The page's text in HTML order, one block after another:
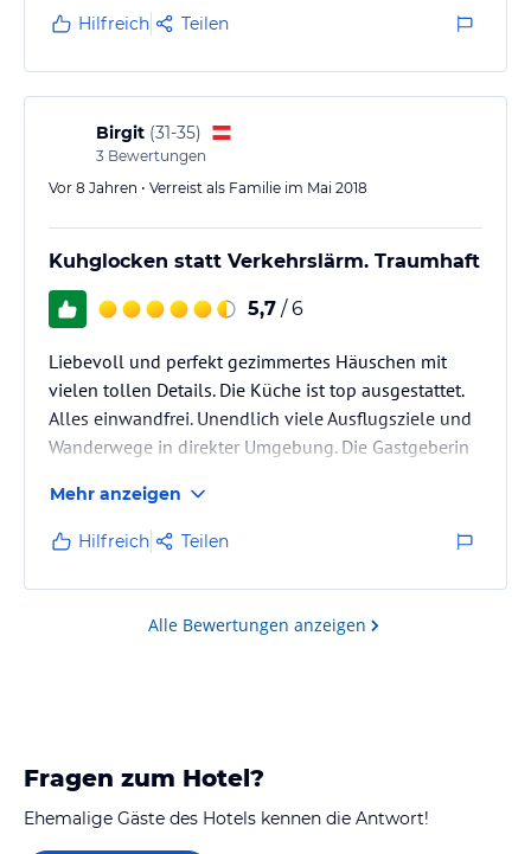
Wir waren bereits mehrfach im Datzenhäusel und
würden jederzeit wieder hinfahren.
Voll und ganz zufrieden!
Hilfreich Teilen
Birgit (31-35)
3 Bewertungen
Vor 8 Jahren • Verreist als Familie im Mai 2018
Kuhglocken statt Verkehrslärm. Traumhaft
5,7 / 6
Liebevoll und perfekt gezimmertes Häuschen mit
vielen tollen Details. Die Küche ist top ausgestattet.
Alles einwandfrei. Unendlich viele Ausflugsziele und
Wanderwege in direkter Umgebung. Die Gastgeberin
hängen die Brötchen schon an der Haustüre :)
Mehr anzeigen
Hilfreich Teilen
Alle Bewertungen anzeigen
Fragen zum Hotel?
Ehemalige Gäste des Hotels kennen die Antwort!